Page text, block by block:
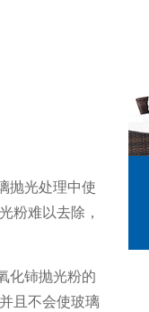
抛光处理中使
粉难以去除，
化铈抛光粉的
且不会使玻璃